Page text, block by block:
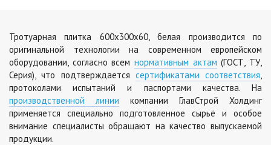
Тротуарная плитка 600х300х60, белая производится по
оригинальной технологии на современном европейском
оборудовании, согласно всем нормативным актам (ГОСТ, ТУ,
Серия), что подтверждается сертификатами соответствия
протоколами испытаний и паспортами качества. На
производственной линии компании ГлавСтрой Холдинг
применяется специально подготовленное сырьё и особое
внимание специалисты обращают на качество выпускаемой
продукции.